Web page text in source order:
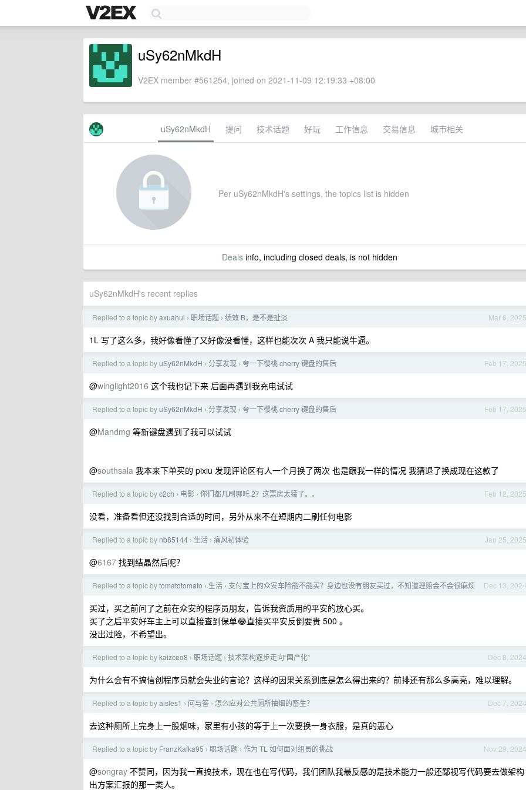
uSy62nMkdH
V2EX member #561254, joined on 2021-11-09 12:19:33 +08:00
uSy62nMkdH 提问 技术话题 好玩 工作信息 交易信息 城市相关
Per uSy62nMkdH's settings, the topics list is hidden
Dealsinfo, including closed deals, is not hidden
uSy62nMkdH's recent replies
Mar 6, 2025
Replied to a topic byaxuahui › 职场话题 › 绩效 B，是不是扯淡
1L 写了这么多，我好像看懂了又好像没看懂，这样也能次次 A 我只能说牛逼。
Feb 17, 2025
Replied to a topic byuSy62nMkdH › 分享发现 › 夸一下樱桃 cherry 键盘的售后
@winglight2016 这个我也记下来 后面再遇到我充电试试
Feb 17, 2025
Replied to a topic byuSy62nMkdH › 分享发现 › 夸一下樱桃 cherry 键盘的售后
@Mandmg 等新键盘遇到了我可以试试
@southsala 我本来下单买的 pixiu 发现评论区有人一个月换了两次 也是跟我一样的情况 我猜退了换成现在这款了
Feb 12, 2025
Replied to a topic byc2ch › 电影 › 你们都几刷哪吒 2？这票房太猛了。。
没看，准备看但还没找到合适的时间，另外从来不在短期内二刷任何电影
Jan 25, 2025
Replied to a topic by nb85144 › 生活 › 痛风初体验
@6167 找到结晶然后呢？
Dec 13, 2024
Replied to a topic bytomatotomato › 生活 › 支付宝上的众安车险能不能买？身边也没有朋友买过，不知道理赔会不会很麻烦
买过，买之前问了之前在众安的程序员朋友，告诉我资质用的平安的放心买。
买了之后平安好车主上可以直接查到保单😂直接买平安反倒要贵 500 。
没出过险，不希望出。
Dec 8, 2024
Replied to a topic bykaizceo8 › 职场话题 › 技术架构逐步走向“国产化”
为什么会有不搞信创程序员就会失业的言论？这样的因果关系到底是怎么得出来的？前排还有那么多高亮，难以理解。
Dec 7, 2024
Replied to a topic byaisles1 › 问与答 › 怎么应对公共厕所抽烟的畜生？
去这种厕所上完身上一股烟味，家里有小孩的等于上一次要换一身衣服，是真的恶心
Nov 29, 2024
Replied to a topic by FranzKafka95 › 职场话题 › 作为 TL 如何面对组员的挑战
@songray 不赞同，因为我一直搞技术，现在也在写代码，我们团队我最反感的是技术能力一般还鄙视写代码要去做架构
出方案汇报的那一类人。